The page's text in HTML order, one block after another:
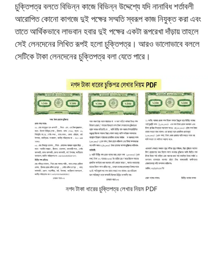
চুক্তিপত্র বলতে বিভিন্ন কাজে বিভিন্ন উদ্দেশ্যে যদি নানাবিধ শর্তাবলী
আরোপিত কোনো কাগজে দুই পক্ষের সম্মতি স্বরূপ কাজ নিযুক্ত করা এবং
তাতে আর্থিকভাবে লাভবান হবার দুই পক্ষের একটা রূপরেখা দাঁড়ায় তাহলে
সেই লেনদেনের লিখিত রূপই হলো চুক্তিপত্র। আরও ভালোভাবে বললে
সেটিকে টাকা লেনদেনের চুক্তিপত্র বলা যেতে পারে।
নগদ টাকা ধারের চুক্তিপত্র লেখার নিয়ম PDF